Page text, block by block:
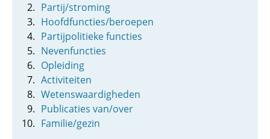
Partij/stroming
Hoofdfuncties/beroepen
Partijpolitieke functies
Nevenfuncties
Opleiding
Activiteiten
Wetenswaardigheden
Publicaties van/over
Familie/gezin